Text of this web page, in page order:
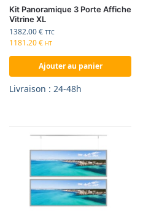
Kit Panoramique 3 Porte Affiche
Vitrine XL
1382.00€ TTC
1181.20€ HT
Ajouter au panier
Livraison : 24-48h